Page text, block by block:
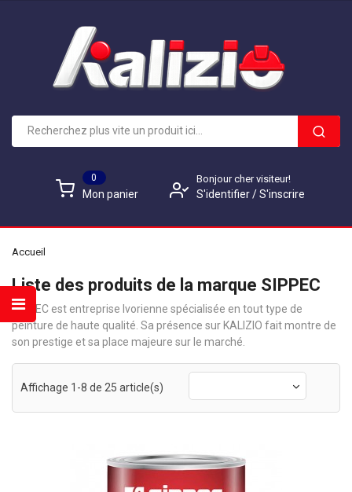
0
Mon panier
Bonjour cher visiteur!
S'identifier/ S'inscrire
Accueil
Liste des produits de la marque SIPPEC
SIPPEC est entreprise Ivorienne spécialisée en tout type de
peinture de haute qualité. Sa présence sur KALIZIO fait montre de
son prestige et sa place majeure sur le marché.
Affichage 1-8 de 25 article(s)